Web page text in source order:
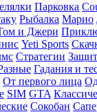
Парковка
Рыбалка Марио
и Джери
Yeti Sports
Стратегии
Гадания и
От первого лица
SIM GTA
Сокобан